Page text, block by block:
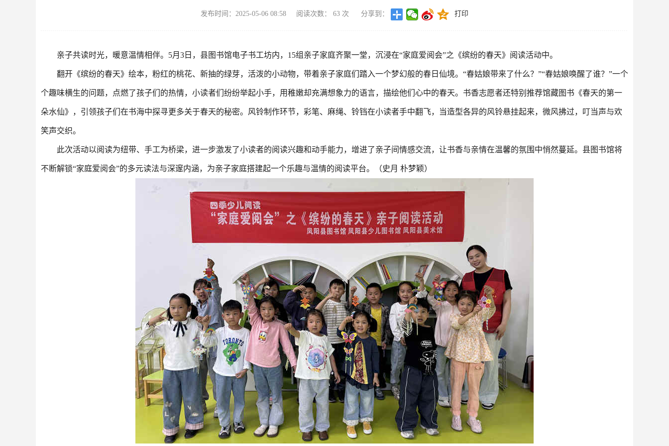
发布时间：2025-05-06 08:58 阅读次数： 63 次 分享到： 打印
亲子共读时光，暖意温情相伴。5月3日，县图书馆电子书工坊内，15组亲子家庭齐聚一堂，沉浸在“家庭爱阅会”之《缤纷的春天》阅读活动中。
翻开《缤纷的春天》绘本，粉红的桃花、新抽的绿芽，活泼的小动物，带着亲子家庭们踏入一个梦幻般的春日仙境。“春姑娘带来了什么？”“春姑娘唤醒了谁？”一个
个趣味横生的问题，点燃了孩子们的热情，小读者们纷纷举起小手，用稚嫩却充满想象力的语言，描绘他们心中的春天。书香志愿者还特别推荐馆藏图书《春天的第一
朵水仙》，引领孩子们在书海中探寻更多关于春天的秘密。风铃制作环节，彩笔、麻绳、铃铛在小读者手中翻飞，当造型各异的风铃悬挂起来，微风拂过，叮当声与欢
笑声交织。
此次活动以阅读为纽带、手工为桥梁，进一步激发了小读者的阅读兴趣和动手能力，增进了亲子间情感交流，让书香与亲情在温馨的氛围中悄然蔓延。县图书馆将
不断解锁“家庭爱阅会”的多元读法与深邃内涵，为亲子家庭搭建起一个乐趣与温情的阅读平台。（史月 朴梦颖）